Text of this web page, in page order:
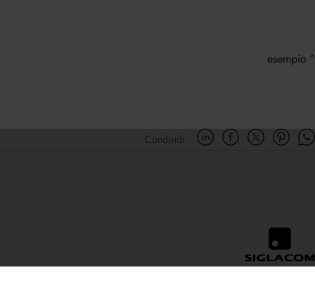
esempio
Condividi